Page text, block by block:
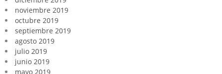
noviembre 2019
octubre 2019
septiembre 2019
agosto 2019
julio 2019
junio 2019
mayo 2019